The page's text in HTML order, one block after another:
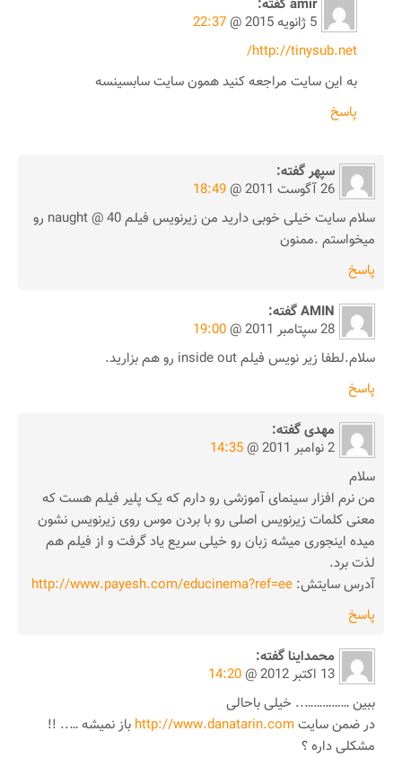
amir گفته:
5 ژانویه 2015 @
22:37
http://tinysub.net/
به این سایت مراجعه کنید همون سایت سابسینسه
پاسخ
سپهرگفته:
26 آگوست 2011 @
18:49
سلام سایت خیلی خوبی دارید من زیرنویس فیلم naught @ 40 رو
میخواستم .ممنون
پاسخ
AMINگفته:
28 سپتامبر 2011 @
19:00
سلام.لطفا زیر نویس فیلم inside out رو هم بزارید.
پاسخ
مهدیگفته:
2 نوامبر 2011 @
14:35
سلام
من نرم افزار سینمای آموزشی رو دارم که یک پلیر فیلم هست که
معنی کلمات زیرنویس اصلی رو با بردن موس روی زیرنویس نشون
میده اینجوری میشه زبان رو خیلی سریع یاد گرفت و از فیلم هم
لذت برد.
آدرس سایتش: http://www.payesh.com/educinema?ref=ee
پاسخ
محمدایناگفته:
13 اکتبر 2012 @
14:20
ببین …………….. خیلی باحالی
در ضمن سایتhttp://www.danatarin.com باز نمیشه ….. !!
مشکلی داره ؟